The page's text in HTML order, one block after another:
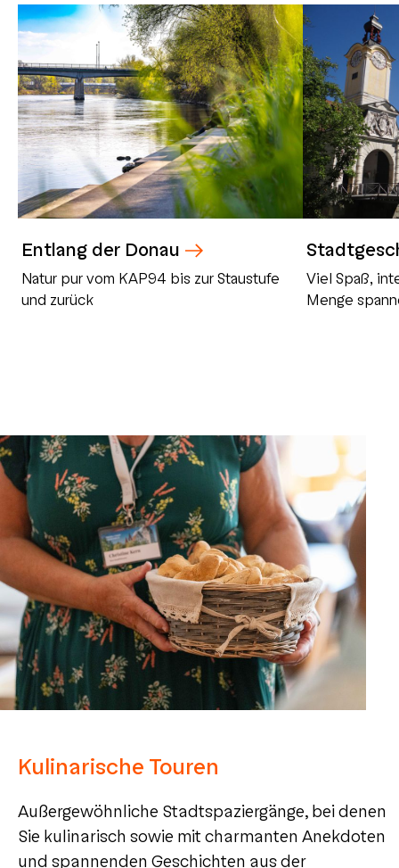
Entlang der Donau
Natur pur vom KAP94 bis zur Staustufe
und zurück
Viel Spaß,
Menge
Kulinarische Touren
Außergewöhnliche Stadtspaziergänge, bei denen
Sie kulinarisch sowie mit charmanten Anekdoten
und spannenden Geschichten aus der